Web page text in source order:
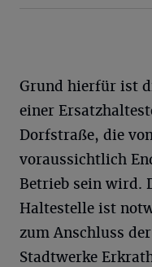
Grund hierfür ist
einer
Dorfstraße, die
voraussichtlich
Betrieb sein wird.
Haltestelle ist
zum Anschluss
Stadtwerke